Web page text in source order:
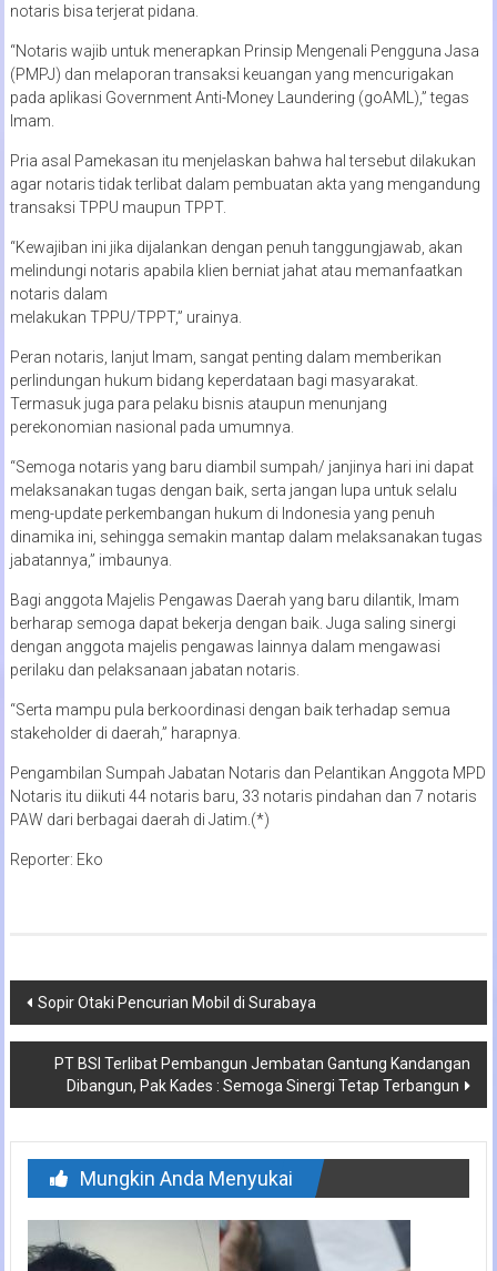
notaris bisa terjerat pidana.
“Notaris wajib untuk menerapkan Prinsip Mengenali Pengguna Jasa
(PMPJ) dan melaporan transaksi keuangan yang mencurigakan
pada aplikasi Government Anti-Money Laundering (goAML),” tegas
Imam.
Pria asal Pamekasan itu menjelaskan bahwa hal tersebut dilakukan
agar notaris tidak terlibat dalam pembuatan akta yang mengandung
transaksi TPPU maupun TPPT.
“Kewajiban ini jika dijalankan dengan penuh tanggungjawab, akan
melindungi notaris apabila klien berniat jahat atau memanfaatkan
notaris dalam
melakukan TPPU/TPPT,” urainya.
Peran notaris, lanjut Imam, sangat penting dalam memberikan
perlindungan hukum bidang keperdataan bagi masyarakat.
Termasuk juga para pelaku bisnis ataupun menunjang
perekonomian nasional pada umumnya.
“Semoga notaris yang baru diambil sumpah/ janjinya hari ini dapat
melaksanakan tugas dengan baik, serta jangan lupa untuk selalu
meng-update perkembangan hukum di Indonesia yang penuh
dinamika ini, sehingga semakin mantap dalam melaksanakan tugas
jabatannya,” imbaunya.
Bagi anggota Majelis Pengawas Daerah yang baru dilantik, Imam
berharap semoga dapat bekerja dengan baik. Juga saling sinergi
dengan anggota majelis pengawas lainnya dalam mengawasi
perilaku dan pelaksanaan jabatan notaris.
“Serta mampu pula berkoordinasi dengan baik terhadap semua
stakeholder di daerah,” harapnya.
Pengambilan Sumpah Jabatan Notaris dan Pelantikan Anggota MPD
Notaris itu diikuti 44 notaris baru, 33 notaris pindahan dan 7 notaris
PAW dari berbagai daerah di Jatim.(*)
Reporter: Eko
Navigasi
pos
Sopir Otaki Pencurian Mobil di Surabaya
PT BSI Terlibat Pembangun Jembatan Gantung Kandangan
Dibangun, Pak Kades : Semoga Sinergi Tetap Terbangun
Mungkin Anda Menyukai